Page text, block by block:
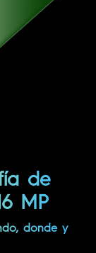
de
MP
donde y